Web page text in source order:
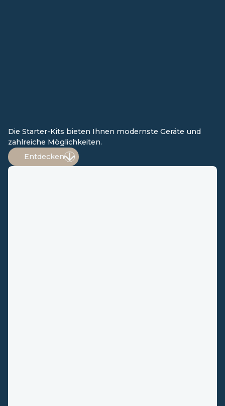
Die Starter-Kits bieten Ihnen modernste Geräte und
zahlreiche Möglichkeiten.
Entdecken